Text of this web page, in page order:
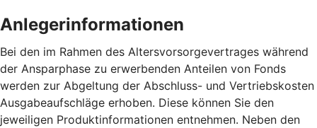
Anlegerinformationen
Bei den im Rahmen des Altersvorsorgevertrages während
der Ansparphase zu erwerbenden Anteilen von Fonds
werden zur Abgeltung der Abschluss- und Vertriebskosten
Ausgabeaufschläge erhoben. Diese können Sie den
jeweiligen Produktinformationen entnehmen. Neben den